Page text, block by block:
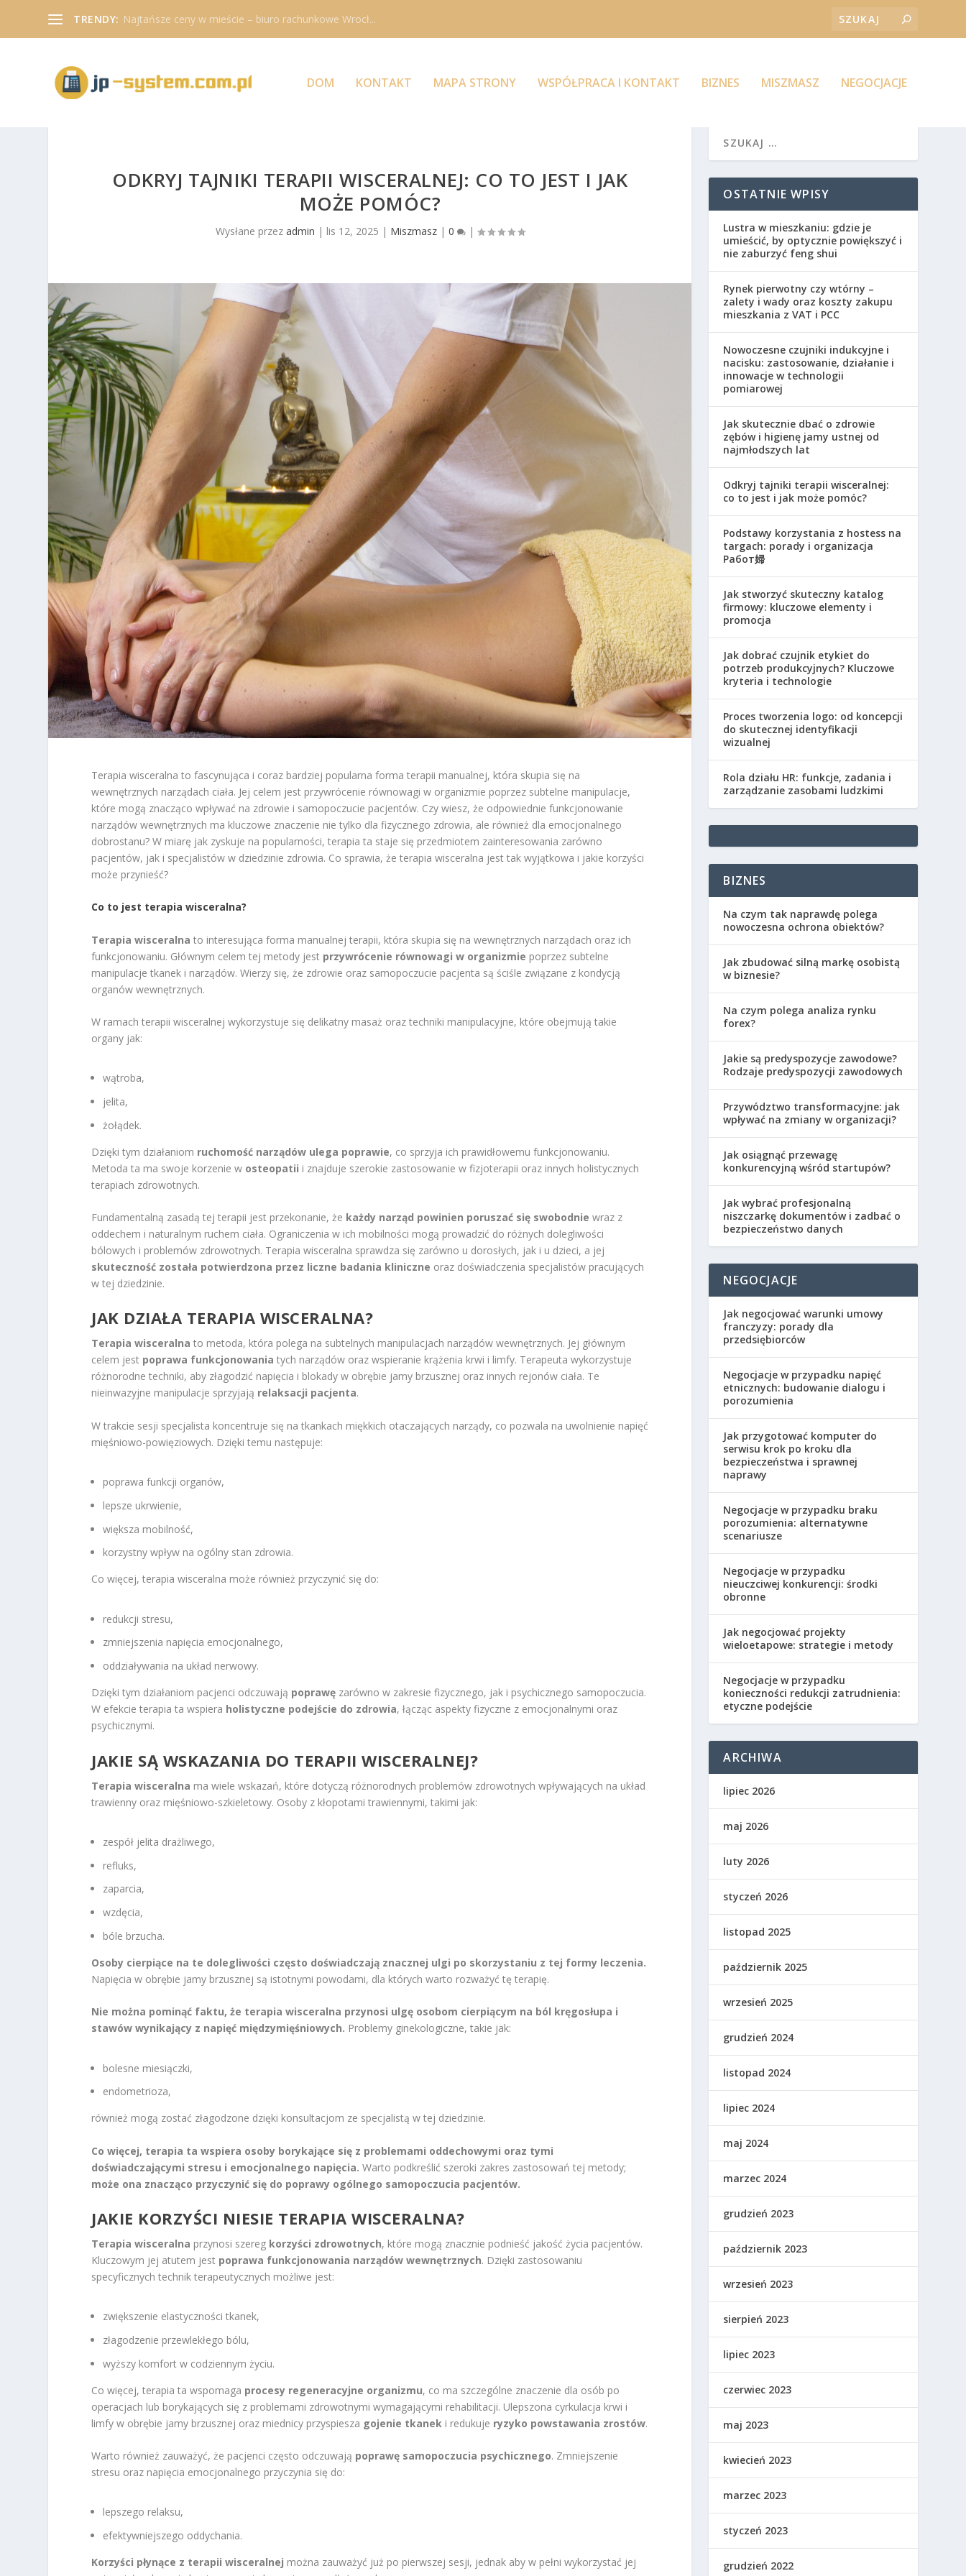
TRENDY: Najtańsze ceny w mieście – biuro rachunkowe Wrocł...
DOM KONTAKT MAPA STRONY WSPÓŁPRACA I KONTAKT BIZNES MISZMASZ NEGOCJACJE
ODKRYJ TAJNIKI TERAPII WISCERALNEJ: CO TO JEST I JAK
MOŻE POMÓC?
Wysłane przez admin | lis 12, 2025 | Miszmasz| 0 |
Terapia wisceralna to fascynująca i coraz bardziej popularna forma terapii manualnej, która skupia się na
wewnętrznych narządach ciała. Jej celem jest przywrócenie równowagi w organizmie poprzez subtelne manipulacje,
które mogą znacząco wpływać na zdrowie i samopoczucie pacjentów. Czy wiesz, że odpowiednie funkcjonowanie
narządów wewnętrznych ma kluczowe znaczenie nie tylko dla fizycznego zdrowia, ale również dla emocjonalnego
dobrostanu? W miarę jak zyskuje na popularności, terapia ta staje się przedmiotem zainteresowania zarówno
pacjentów, jak i specjalistów w dziedzinie zdrowia. Co sprawia, że terapia wisceralna jest tak wyjątkowa i jakie korzyści
może przynieść?
Co to jest terapia wisceralna?
Terapia wisceralna to interesująca forma manualnej terapii, która skupia się na wewnętrznych narządach oraz ich
funkcjonowaniu. Głównym celem tej metody jest przywrócenie równowagi w organizmie poprzez subtelne
manipulacje tkanek i narządów. Wierzy się, że zdrowie oraz samopoczucie pacjenta są ściśle związane z kondycją
organów wewnętrznych.
W ramach terapii wisceralnej wykorzystuje się delikatny masaż oraz techniki manipulacyjne, które obejmują takie
organy jak:
wątroba,
jelita,
żołądek.
Dzięki tym działaniom ruchomość narządów ulega poprawie, co sprzyja ich prawidłowemu funkcjonowaniu.
Metoda ta ma swoje korzenie w osteopatii i znajduje szerokie zastosowanie w fizjoterapii oraz innych holistycznych
terapiach zdrowotnych.
Fundamentalną zasadą tej terapii jest przekonanie, że każdy narząd powinien poruszać się swobodnie wraz z
oddechem i naturalnym ruchem ciała. Ograniczenia w ich mobilności mogą prowadzić do różnych dolegliwości
bólowych i problemów zdrowotnych. Terapia wisceralna sprawdza się zarówno u dorosłych, jak i u dzieci, a jej
skuteczność została potwierdzona przez liczne badania kliniczne oraz doświadczenia specjalistów pracujących
w tej dziedzinie.
JAK DZIAŁA TERAPIA WISCERALNA?
Terapia wisceralna to metoda, która polega na subtelnych manipulacjach narządów wewnętrznych. Jej głównym
celem jest poprawa funkcjonowania tych narządów oraz wspieranie krążenia krwi i limfy. Terapeuta wykorzystuje
różnorodne techniki, aby złagodzić napięcia i blokady w obrębie jamy brzusznej oraz innych rejonów ciała. Te
nieinwazyjne manipulacje sprzyjają relaksacji pacjenta.
W trakcie sesji specjalista koncentruje się na tkankach miękkich otaczających narządy, co pozwala na uwolnienie napięć
mięśniowo-powięziowych. Dzięki temu następuje:
poprawa funkcji organów,
lepsze ukrwienie,
większa mobilność,
korzystny wpływ na ogólny stan zdrowia.
Co więcej, terapia wisceralna może również przyczynić się do:
redukcji stresu,
zmniejszenia napięcia emocjonalnego,
oddziaływania na układ nerwowy.
Dzięki tym działaniom pacjenci odczuwają poprawę zarówno w zakresie fizycznego, jak i psychicznego samopoczucia.
W efekcie terapia ta wspiera holistyczne podejście do zdrowia, łącząc aspekty fizyczne z emocjonalnymi oraz
psychicznymi.
JAKIE SĄ WSKAZANIA DO TERAPII WISCERALNEJ?
Terapia wisceralna ma wiele wskazań, które dotyczą różnorodnych problemów zdrowotnych wpływających na układ
trawienny oraz mięśniowo-szkieletowy. Osoby z kłopotami trawiennymi, takimi jak:
zespół jelita drażliwego,
refluks,
zaparcia,
wzdęcia,
bóle brzucha.
Osoby cierpiące na te dolegliwości często doświadczają znacznej ulgi po skorzystaniu z tej formy leczenia.
Napięcia w obrębie jamy brzusznej są istotnymi powodami, dla których warto rozważyć tę terapię.
Nie można pominąć faktu, że terapia wisceralna przynosi ulgę osobom cierpiącym na ból kręgosłupa i
stawów wynikający z napięć międzymięśniowych. Problemy ginekologiczne, takie jak:
bolesne miesiączki,
endometrioza,
również mogą zostać złagodzone dzięki konsultacjom ze specjalistą w tej dziedzinie.
Co więcej, terapia ta wspiera osoby borykające się z problemami oddechowymi oraz tymi
doświadczającymi stresu i emocjonalnego napięcia. Warto podkreślić szeroki zakres zastosowań tej metody;
może ona znacząco przyczynić się do poprawy ogólnego samopoczucia pacjentów.
JAKIE KORZYŚCI NIESIE TERAPIA WISCERALNA?
Terapia wisceralna przynosi szereg korzyści zdrowotnych, które mogą znacznie podnieść jakość życia pacjentów.
Kluczowym jej atutem jest poprawa funkcjonowania narządów wewnętrznych. Dzięki zastosowaniu
specyficznych technik terapeutycznych możliwe jest:
zwiększenie elastyczności tkanek,
złagodzenie przewlekłego bólu,
wyższy komfort w codziennym życiu.
Co więcej, terapia ta wspomaga procesy regeneracyjne organizmu, co ma szczególne znaczenie dla osób po
operacjach lub borykających się z problemami zdrowotnymi wymagającymi rehabilitacji. Ulepszona cyrkulacja krwi i
limfy w obrębie jamy brzusznej oraz miednicy przyspiesza gojenie tkanek i redukuje ryzyko powstawania zrostów.
Warto również zauważyć, że pacjenci często odczuwają poprawę samopoczucia psychicznego. Zmniejszenie
stresu oraz napięcia emocjonalnego przyczynia się do:
lepszego relaksu,
efektywniejszego oddychania.
Korzyści płynące z terapii wisceralnej można zauważyć już po pierwszej sesji, jednak aby w pełni wykorzystać jej
OSTATNIE WPISY
Lustra w mieszkaniu: gdzie je
umieścić, by optycznie powiększyć i
nie zaburzyć feng shui
Rynek pierwotny czy wtórny –
zalety i wady oraz koszty zakupu
mieszkania z VAT i PCC
Nowoczesne czujniki indukcyjne i
nacisku: zastosowanie, działanie i
innowacje w technologii
pomiarowej
Jak skutecznie dbać o zdrowie
zębów i higienę jamy ustnej od
najmłodszych lat
Odkryj tajniki terapii wisceralnej:
co to jest i jak może pomóc?
Podstawy korzystania z hostess na
targach: porady i organizacja
Работ婦
Jak stworzyć skuteczny katalog
firmowy: kluczowe elementy i
promocja
Jak dobrać czujnik etykiet do
potrzeb produkcyjnych? Kluczowe
kryteria i technologie
Proces tworzenia logo: od koncepcji
do skutecznej identyfikacji
wizualnej
Rola działu HR: funkcje, zadania i
zarządzanie zasobami ludzkimi
BIZNES
Na czym tak naprawdę polega
nowoczesna ochrona obiektów?
Jak zbudować silną markę osobistą
w biznesie?
Na czym polega analiza rynku
forex?
Jakie są predyspozycje zawodowe?
Rodzaje predyspozycji zawodowych
Przywództwo transformacyjne: jak
wpływać na zmiany w organizacji?
Jak osiągnąć przewagę
konkurencyjną wśród startupów?
Jak wybrać profesjonalną
niszczarkę dokumentów i zadbać o
bezpieczeństwo danych
NEGOCJACJE
Jak negocjować warunki umowy
franczyzy: porady dla
przedsiębiorców
Negocjacje w przypadku napięć
etnicznych: budowanie dialogu i
porozumienia
Jak przygotować komputer do
serwisu krok po kroku dla
bezpieczeństwa i sprawnej
naprawy
Negocjacje w przypadku braku
porozumienia: alternatywne
scenariusze
Negocjacje w przypadku
nieuczciwej konkurencji: środki
obronne
Jak negocjować projekty
wieloetapowe: strategie i metody
Negocjacje w przypadku
konieczności redukcji zatrudnienia:
etyczne podejście
ARCHIWA
lipiec 2026
maj 2026
luty 2026
styczeń 2026
listopad 2025
październik 2025
wrzesień 2025
grudzień 2024
listopad 2024
lipiec 2024
maj 2024
marzec 2024
grudzień 2023
październik 2023
wrzesień 2023
sierpień 2023
lipiec 2023
czerwiec 2023
maj 2023
kwiecień 2023
marzec 2023
styczeń 2023
grudzień 2022